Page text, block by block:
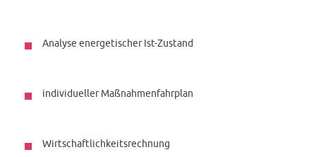
Analyse energetischer Ist-Zustand
individueller Maßnahmenfahrplan
Wirtschaftlichkeitsrechnung